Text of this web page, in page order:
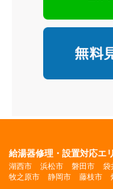
給湯器修理・設置対応エ
湖西市 浜松市 磐田市 袋
牧之原市
静岡市 藤枝市